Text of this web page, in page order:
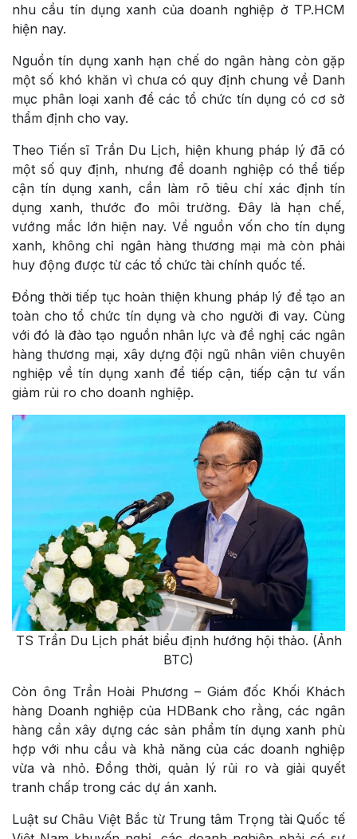
nhu cầu tín dụng xanh của doanh nghiệp ở TP.HCM
hiện nay.
Nguồn tín dụng xanh hạn chế do ngân hàng còn gặp
một số khó khăn vì chưa có quy định chung về Danh
mục phân loại xanh để các tổ chức tín dụng có cơ sở
thẩm định cho vay.
Theo Tiến sĩ Trần Du Lịch, hiện khung pháp lý đã có
một số quy định, nhưng để doanh nghiệp có thể tiếp
cận tín dụng xanh, cần làm rõ tiêu chí xác định tín
dụng xanh, thước đo môi trường. Đây là hạn chế,
vướng mắc lớn hiện nay. Về nguồn vốn cho tín dụng
xanh, không chỉ ngân hàng thương mại mà còn phải
huy động được từ các tổ chức tài chính quốc tế.
Đồng thời tiếp tục hoàn thiện khung pháp lý để tạo an
toàn cho tổ chức tín dụng và cho người đi vay. Cùng
với đó là đào tạo nguồn nhân lực và đề nghị các ngân
hàng thương mại, xây dựng đội ngũ nhân viên chuyên
nghiệp về tín dụng xanh để tiếp cận, tiếp cận tư vấn
giảm rủi ro cho doanh nghiệp.
TS Trần Du Lịch phát biểu định hướng hội thảo. (Ảnh
BTC)
Còn ông Trần Hoài Phương – Giám đốc Khối Khách
hàng Doanh nghiệp của HDBank cho rằng, các ngân
hàng cần xây dựng các sản phẩm tín dụng xanh phù
hợp với nhu cầu và khả năng của các doanh nghiệp
vừa và nhỏ. Đồng thời, quản lý rủi ro và giải quyết
tranh chấp trong các dự án xanh.
Luật sư Châu Việt Bắc từ Trung tâm Trọng tài Quốc tế